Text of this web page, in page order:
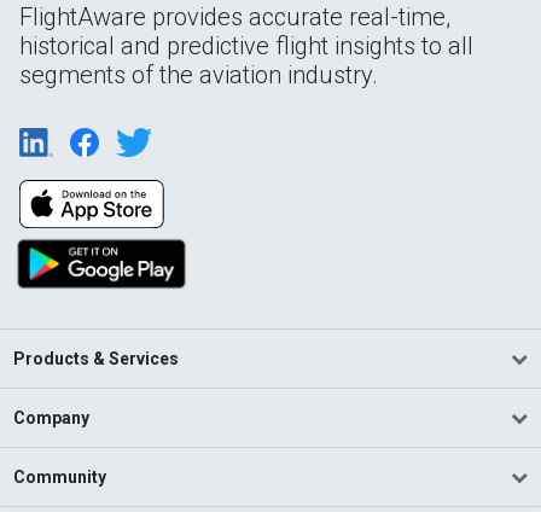
FlightAware provides accurate real-time,
historical and predictive flight insights to all
segments of the aviation industry.
Products & Services
Company
Community